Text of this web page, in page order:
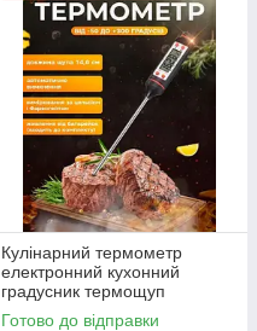
Кулінарний термометр
електронний кухонний
градусник термощуп
цифровий
Готово до відправки